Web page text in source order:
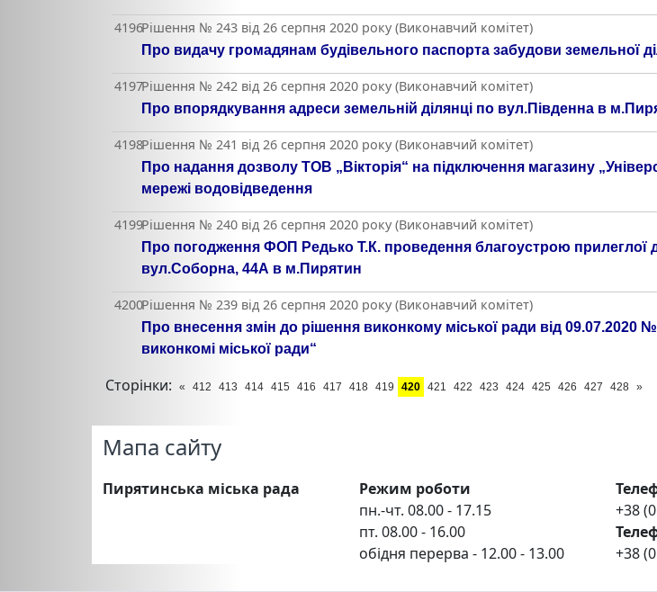
4196Рішення № 243 від 26 серпня 2020 року (Виконавчий комітет)
Про видачу громадянам будівельного паспорта забудови земельної
4197Рішення № 242 від 26 серпня 2020 року (Виконавчий комітет)
Про впорядкування адреси земельній ділянці по вул.Південна в
4198Рішення № 241 від 26 серпня 2020 року (Виконавчий комітет)
Про надання дозволу ТОВ „Вікторія“ на підключення магазину
мережі водовідведення
4199Рішення № 240 від 26 серпня 2020 року (Виконавчий комітет)
Про погодження ФОП Редько Т.К. проведення благоустрою прилеглої
вул.Соборна, 44А в м.Пирятин
4200Рішення № 239 від 26 серпня 2020 року (Виконавчий комітет)
Про внесення змін до рішення виконкому міської ради від
виконкомі міської ради“
Сторінки: « 412 413 414 415 416 417 418 419 420 421 422 423 424 425 426 427 428 »
Мапа сайту
Пирятинська міська рада
Режим роботи
пн.-чт. 08.00 - 17.15
пт. 08.00 - 16.00
обідня перерва - 12.00 - 13.00
+38
+38